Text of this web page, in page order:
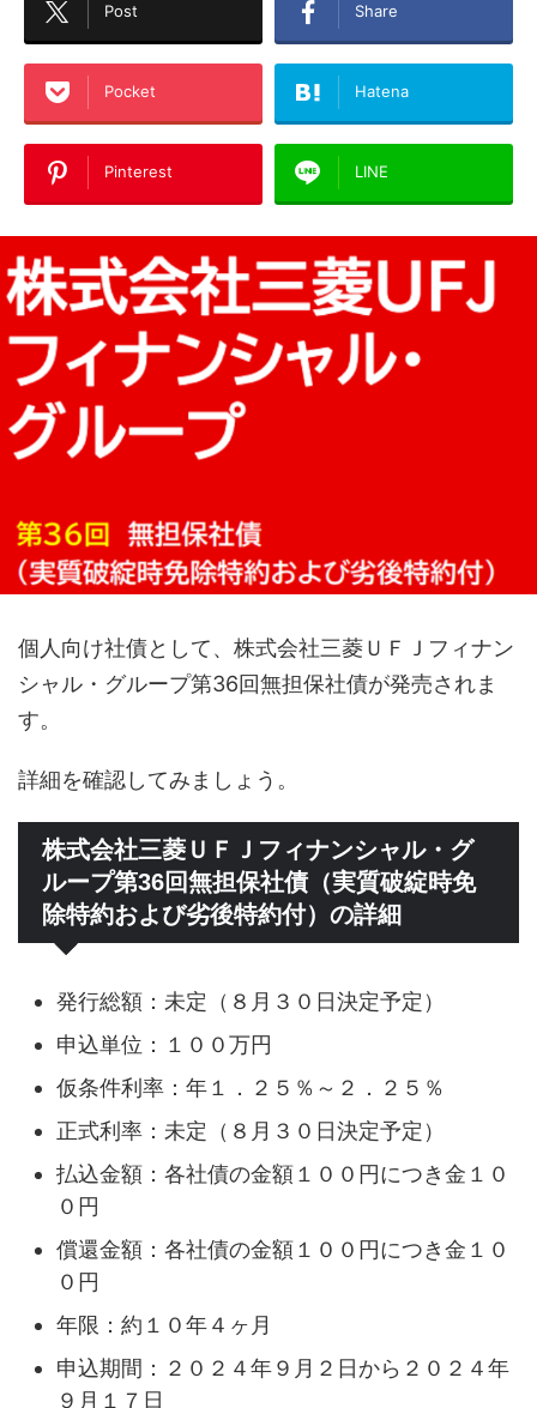
Post Share
Pocket Hatena
Pinterest LINE
個人向け社債として、株式会社三菱ＵＦＪフィナン
シャル・グループ第36回無担保社債が発売されま
す。
詳細を確認してみましょう。
株式会社三菱ＵＦＪフィナンシャル・グ
ループ第36回無担保社債（実質破綻時免
除特約および劣後特約付）の詳細
発行総額：未定（８月３０日決定予定）
申込単位：１００万円
仮条件利率：年１．２５％～２．２５％
正式利率：未定（８月３０日決定予定）
払込金額：各社債の金額１００円につき金１０
０円
償還金額：各社債の金額１００円につき金１０
０円
年限：約１０年４ヶ月
申込期間：２０２４年９月２日から２０２４年
９月１７日